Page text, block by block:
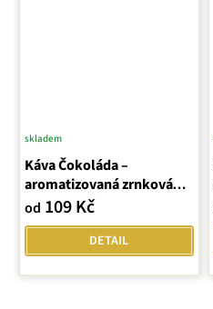
Káva Čokoláda –
aromatizovaná zrnková
Latino Café
skladem
od 109 Kč
DETAIL